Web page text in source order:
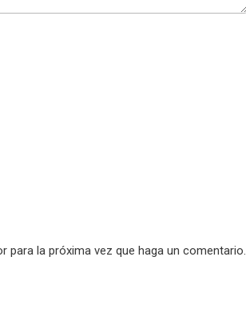
para la próxima vez que haga un comentario.